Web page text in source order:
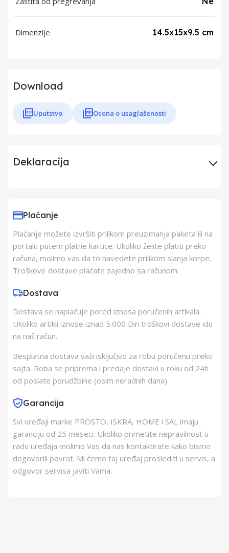
Dimenzije 14.5x15x9.5 cm
Download
Uputstvo Ocena o usaglašenosti
Deklaracija
Proizvođač
SOMOGYI ELEKTRONIC
KFT
Zemlja Uvoza Mađarska
Barkod
Plaćanje
Plaćanje možete izvršiti prilikom preuzimanja paketa ili na
portalu putem platne kartice. Ukoliko želite platiti preko
računa, molimo vas da to navedete prilikom slanja korpe.
Troškove dostave plaćate zajedno sa računom.
Dostava
Dostava se naplaćuje pored iznosa poručenih artikala.
Ukoliko artikli iznose iznad 5.000 Din troškovi dostave idu
na naš račun.
Besplatna dostava važi isključivo za robu poručenu preko
sajta. Roba se priprema i predaje dostavi u roku od 24h
od poslate porudžbine (osim neradnih dana).
Garancija
Svi uređaji marke PROSTO, ISKRA, HOME i SAL imaju
garanciju od 25 meseci. Ukoliko primetite nepravilnost u
radu uređaja molimo Vas da nas kontaktirate kako bismo
dogovorili povrat. Mi ćemo taj uređaj proslediti u servis, a
odgovor servisa javiti Vama.